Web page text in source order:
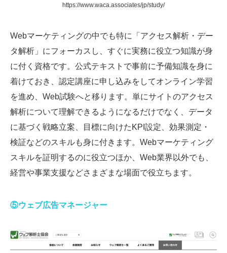
https://www.waca.associates/jp/study/
Webマーケティングの中でも特に「アクセス解析・デー
タ解析」にフォーカスし、すぐに実務に役立つ知識が身
に付く資格です。公式テキストで事前に予備知識を身に
着けておき、認定講座に申し込みをしてオンライン学習
を進め、Web試験へと移ります。単にサイトのアクセス
解析について理解できるようになるだけでなく、データ
に基づく戦略立案、目標に向けたKPI設定、効果測定・
検証などのスキルも身に付きます。Webマーケティング
スキルを証明するのに役立つほか、Web業界以外でも、
経営や事業支援などさまざまな場面で役立ちます。
⑤ウェブ広告マネージャー